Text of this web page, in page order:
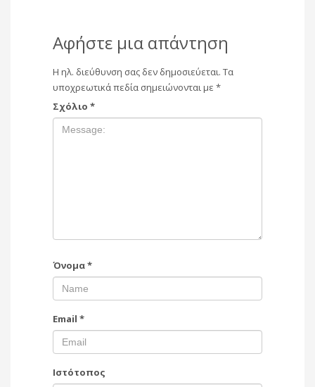
Αφήστε μια απάντηση
Η ηλ. διεύθυνση σας δεν δημοσιεύεται. Τα
υποχρεωτικά πεδία σημειώνονται με *
Σχόλιο *
Όνομα*
Email *
Ιστότοπος